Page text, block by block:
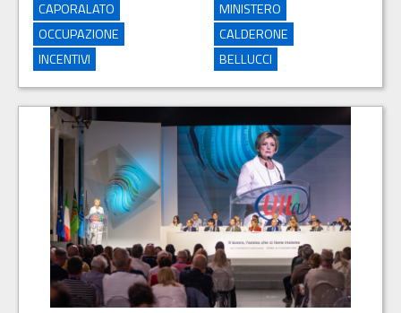
CAPORALATO
OCCUPAZIONE
INCENTIVI
MINISTERO
CALDERONE
BELLUCCI